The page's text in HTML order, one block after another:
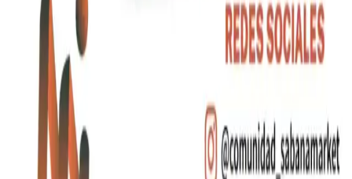
Categorías
Artículos de Escritura
Bebidas
Bolsos y Morrales
Tecnología
Contacto